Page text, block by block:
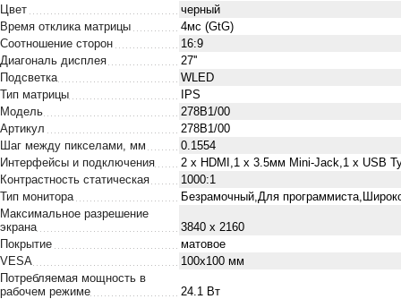
Цвет
черный
Время отклика матрицы
4мс (GtG)
Соотношение сторон
16:9
Диагональ дисплея
27''
Подсветка
WLED
Тип матрицы
IPS
Модель
278B1/00
Артикул
278B1/00
Шаг между пикселами, мм
0.1554
Интерфейсы и подключения
2 х HDMI,1 х 3.5мм Mini-Jack,1 х USB
Контрастность статическая
1000:1
Тип монитора
Безрамочный,Для
Максимальное разрешение
экрана
3840 x 2160
Покрытие
матовое
VESA
100x100 мм
Потребляемая мощность в
рабочем режиме
24.1 Вт